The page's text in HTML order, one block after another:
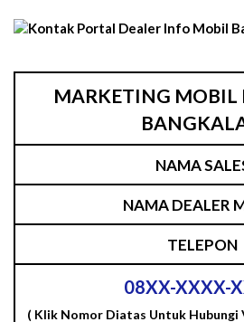
MARKETING MOBIL
NAMA
NAMA DEALER
TELEPON
08XX-XXXX-
( Klik Nomor Diatas Untuk Hubungi